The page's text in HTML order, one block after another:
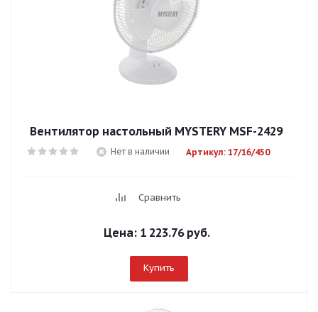
Вентилятор настольный MYSTERY MSF-2429
Нет в наличии Артикул: 17/16/450
Сравнить
Цена: 1 223.76 руб.
Купить